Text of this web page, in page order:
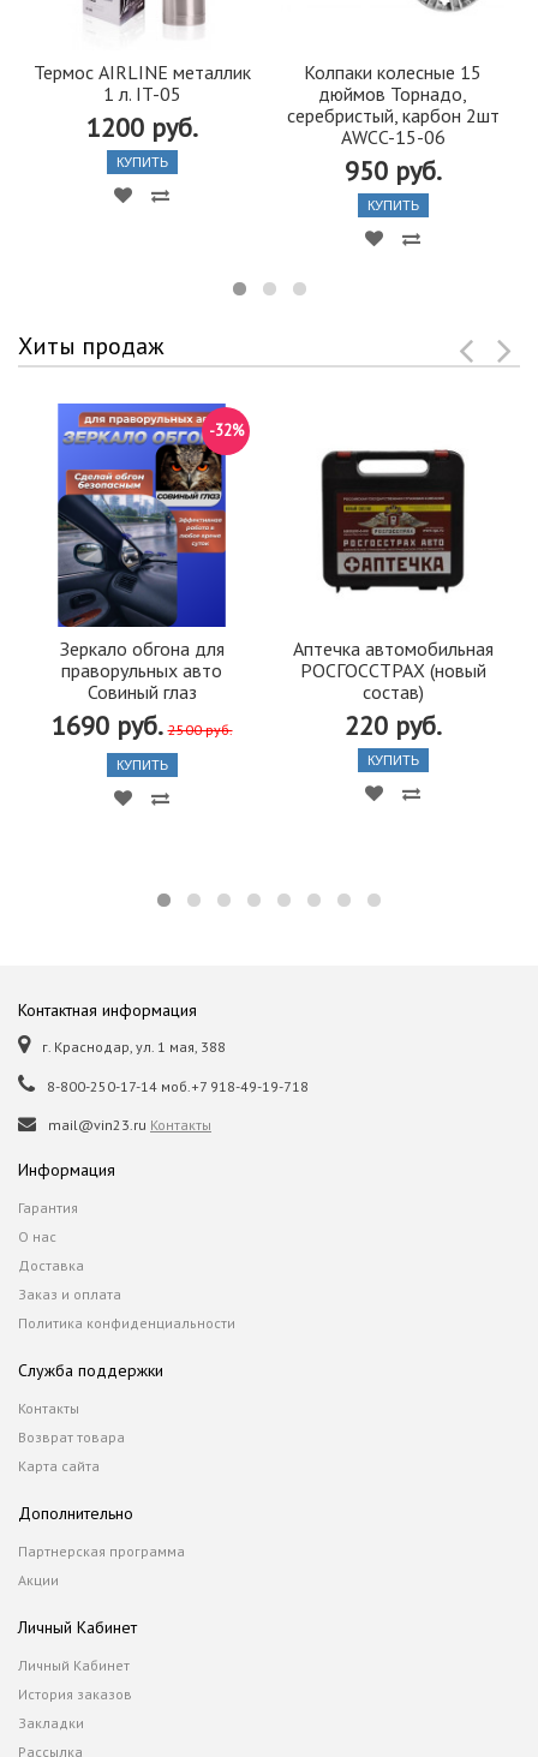
Термос AIRLINE металлик
1 л. IT-05
1200 руб.
КУПИТЬ
Колпаки колесные 15
дюймов Торнадо,
серебристый, карбон 2шт
AWCC-15-06
950 руб.
КУПИТЬ
Хиты продаж
Зеркало обгона для
праворульных авто
Совиный глаз
1690 руб. 2500 руб.
-32%
КУПИТЬ
Аптечка автомобильная
РОСГОССТРАХ (новый
состав)
220 руб.
КУПИТЬ
Контактная информация
г. Краснодар, ул. 1 мая, 388
8-800-250-17-14 моб.+7 918-49-19-718
mail@vin23.ru Контакты
Информация
Гарантия
О нас
Доставка
Заказ и оплата
Политика конфиденциальности
Служба поддержки
Контакты
Возврат товара
Карта сайта
Дополнительно
Партнерская программа
Акции
Личный Кабинет
Личный Кабинет
История заказов
Закладки
Рассылка